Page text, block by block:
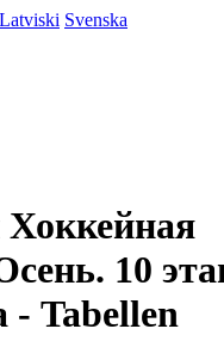
Latviski Svenska
10
- Tabellen